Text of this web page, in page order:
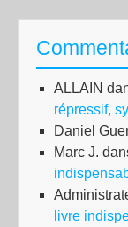
ALLAIN
répressif,
Daniel
Marc J.
livre